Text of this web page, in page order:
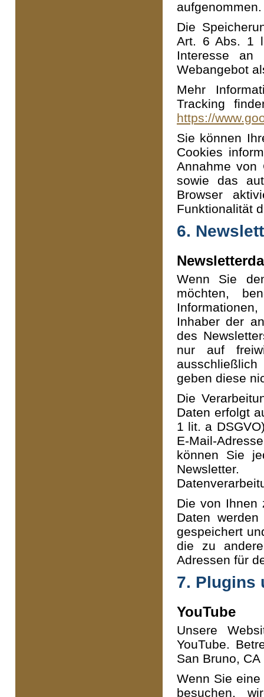
aufgenommen.
Die
Art. 6 Abs. 1
Interesse an
Webangebot
Mehr
Tracking
https://
Sie können
Cookies
Annahme von
sowie das
Browser
Funktionalität
6.
Wenn Sie
möchten,
Inhaber der
des
nur auf
geben diese
Die
Daten erfolgt
1 lit. a
E-Mail-
können Sie
Die von Ihnen
Daten
gespeichert
die zu
Adressen für
7. Plugins
YouTube
Unsere
YouTube.
San Bruno,
Wenn Sie
besuchen,